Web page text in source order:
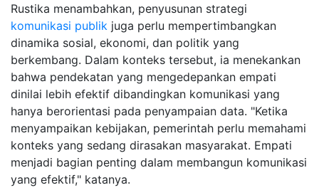
Rustika menambahkan, penyusunan strategi
komunikasi publik juga perlu mempertimbangkan
dinamika sosial, ekonomi, dan politik yang
berkembang. Dalam konteks tersebut, ia menekankan
bahwa pendekatan yang mengedepankan empati
dinilai lebih efektif dibandingkan komunikasi yang
hanya berorientasi pada penyampaian data. "Ketika
menyampaikan kebijakan, pemerintah perlu memahami
konteks yang sedang dirasakan masyarakat. Empati
menjadi bagian penting dalam membangun komunikasi
yang efektif," katanya.